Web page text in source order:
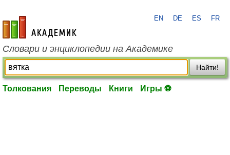
academic.ru
EN DE ES FR
Словари и энциклопедии на Академике
Найти!
Толкования Переводы Книги Игры ⚽